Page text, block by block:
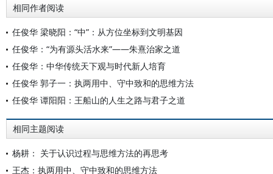
相同作者阅读
任俊华 梁晓阳：“中”：从方位坐标到文明基因
任俊华：“为有源头活水来”——朱熹治家之道
任俊华：中华传统天下观与时代新人培育
任俊华 郭子一：执两用中、守中致和的思维方法
任俊华 谭阳阳：王船山的人生之路与君子之道
相同主题阅读
杨耕： 关于认识过程与思维方法的再思考
王杰：执两用中、守中致和的思维方法